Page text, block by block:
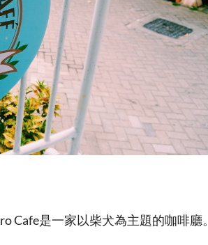
Cafe是一家以柴犬為主題的咖啡廳。